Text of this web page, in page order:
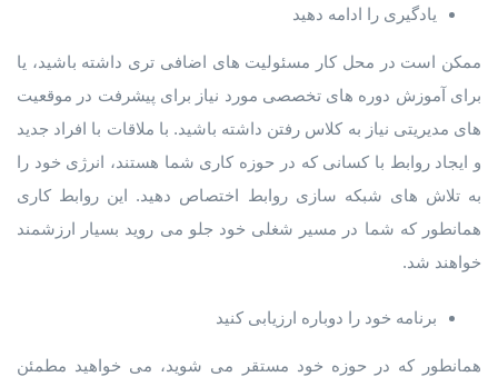
یادگیری را ادامه دهید
ممکن است در محل کار مسئولیت های اضافی تری داشته باشید، یا
برای آموزش دوره های تخصصی مورد نیاز برای پیشرفت در موقعیت
های مدیریتی نیاز به کلاس رفتن داشته باشید. با ملاقات با افراد جدید
و ایجاد روابط با کسانی که در حوزه کاری شما هستند، انرژی خود را
به تلاش های شبکه سازی روابط اختصاص دهید. این روابط کاری
همانطور که شما در مسیر شغلی خود جلو می روید بسیار ارزشمند
خواهند شد.
برنامه خود را دوباره ارزیابی کنید
همانطور که در حوزه خود مستقر می شوید، می خواهید مطمئن